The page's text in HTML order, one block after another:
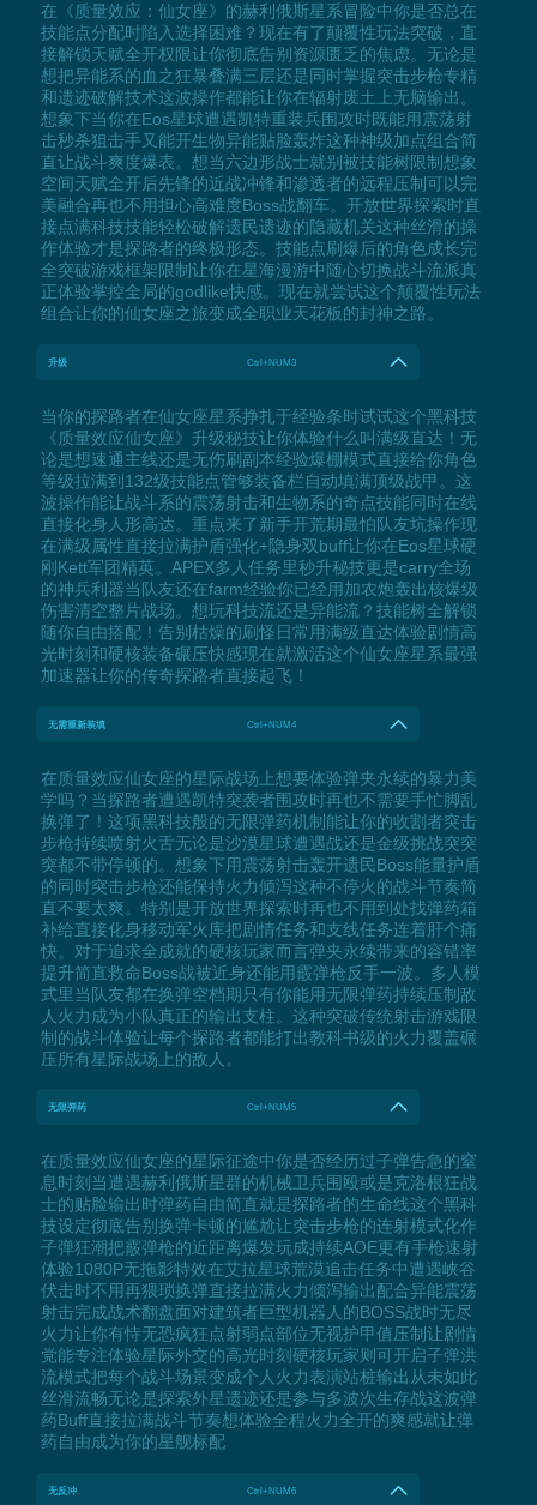
在《质量效应：仙女座》的赫利俄斯星系冒险中你是否总在
技能点分配时陷入选择困难？现在有了颠覆性玩法突破，直
接解锁天赋全开权限让你彻底告别资源匮乏的焦虑。无论是
想把异能系的血之狂暴叠满三层还是同时掌握突击步枪专精
和遗迹破解技术这波操作都能让你在辐射废土上无脑输出。
想象下当你在Eos星球遭遇凯特重装兵围攻时既能用震荡射
击秒杀狙击手又能开生物异能贴脸轰炸这种神级加点组合简
直让战斗爽度爆表。想当六边形战士就别被技能树限制想象
空间天赋全开后先锋的近战冲锋和渗透者的远程压制可以完
美融合再也不用担心高难度Boss战翻车。开放世界探索时直
接点满科技技能轻松破解遗民遗迹的隐藏机关这种丝滑的操
作体验才是探路者的终极形态。技能点刷爆后的角色成长完
全突破游戏框架限制让你在星海漫游中随心切换战斗流派真
正体验掌控全局的godlike快感。现在就尝试这个颠覆性玩法
组合让你的仙女座之旅变成全职业天花板的封神之路。
升级 Ctrl+NUM3
当你的探路者在仙女座星系挣扎于经验条时试试这个黑科技
《质量效应仙女座》升级秘技让你体验什么叫满级直达！无
论是想速通主线还是无伤刷副本经验爆棚模式直接给你角色
等级拉满到132级技能点管够装备栏自动填满顶级战甲。这
波操作能让战斗系的震荡射击和生物系的奇点技能同时在线
直接化身人形高达。重点来了新手开荒期最怕队友坑操作现
在满级属性直接拉满护盾强化+隐身双buff让你在Eos星球硬
刚Kett军团精英。APEX多人任务里秒升秘技更是carry全场
的神兵利器当队友还在farm经验你已经用加农炮轰出核爆级
伤害清空整片战场。想玩科技流还是异能流？技能树全解锁
随你自由搭配！告别枯燥的刷怪日常用满级直达体验剧情高
光时刻和硬核装备碾压快感现在就激活这个仙女座星系最强
加速器让你的传奇探路者直接起飞！
无需重新装填 Ctrl+NUM4
在质量效应仙女座的星际战场上想要体验弹夹永续的暴力美
学吗？当探路者遭遇凯特突袭者围攻时再也不需要手忙脚乱
换弹了！这项黑科技般的无限弹药机制能让你的收割者突击
步枪持续喷射火舌无论是沙漠星球遭遇战还是金级挑战突突
突都不带停顿的。想象下用震荡射击轰开遗民Boss能量护盾
的同时突击步枪还能保持火力倾泻这种不停火的战斗节奏简
直不要太爽。特别是开放世界探索时再也不用到处找弹药箱
补给直接化身移动军火库把剧情任务和支线任务连着肝个痛
快。对于追求全成就的硬核玩家而言弹夹永续带来的容错率
提升简直救命Boss战被近身还能用霰弹枪反手一波。多人模
式里当队友都在换弹空档期只有你能用无限弹药持续压制敌
人火力成为小队真正的输出支柱。这种突破传统射击游戏限
制的战斗体验让每个探路者都能打出教科书级的火力覆盖碾
压所有星际战场上的敌人。
无限弹药 Ctrl+NUM5
在质量效应仙女座的星际征途中你是否经历过子弹告急的窒
息时刻当遭遇赫利俄斯星群的机械卫兵围殴或是克洛根狂战
士的贴脸输出时弹药自由简直就是探路者的生命线这个黑科
技设定彻底告别换弹卡顿的尴尬让突击步枪的连射模式化作
子弹狂潮把霰弹枪的近距离爆发玩成持续AOE更有手枪速射
体验1080P无拖影特效在艾拉星球荒漠追击任务中遭遇峡谷
伏击时不用再猥琐换弹直接拉满火力倾泻输出配合异能震荡
射击完成战术翻盘面对建筑者巨型机器人的BOSS战时无尽
火力让你有恃无恐疯狂点射弱点部位无视护甲值压制让剧情
党能专注体验星际外交的高光时刻硬核玩家则可开启子弹洪
流模式把每个战斗场景变成个人火力表演站桩输出从未如此
丝滑流畅无论是探索外星遗迹还是参与多波次生存战这波弹
药Buff直接拉满战斗节奏想体验全程火力全开的爽感就让弹
药自由成为你的星舰标配
无反冲 Ctrl+NUM6